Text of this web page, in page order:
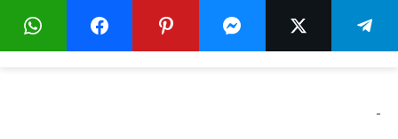
Menu
-